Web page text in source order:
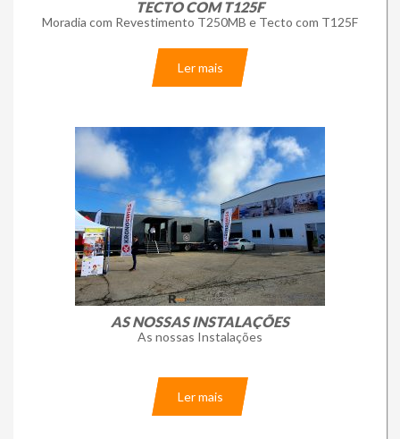
TECTO COM T125F
Moradia com Revestimento T250MB e Tecto com T125F
Ler mais
AS NOSSAS INSTALAÇÕES
As nossas Instalações
Ler mais